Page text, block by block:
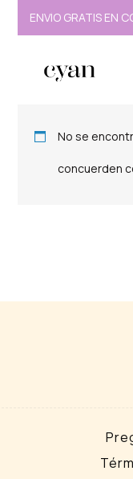
ENVÍO GRATIS EN
No se
concuerden